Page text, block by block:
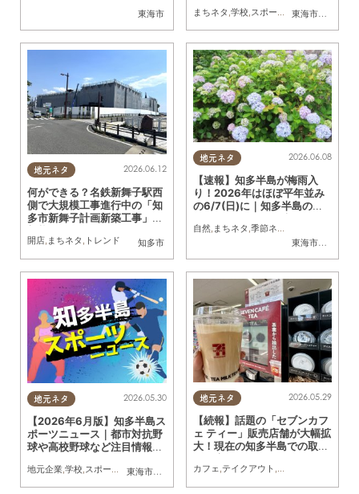
東海市 東海市
,大府市
ェック
まちネタ 学校, スポーツ トレンド
地元ネタ
知多市
2026.06.12
何ができる？名鉄新舞子駅西
側で大規模工事進行中の「知
多市新舞子計画新築工事」最
開店, まちネタ , トレンド
地元ネタ
東海市
,大府市
2026.06.08
【速報】知多半島が梅雨入
り！2026年はほぼ平年並み
の6/7(日)に｜知多半島の天
カメラで
自然, まちネタ ,季節ネタ
地元ネタ
東海市
, 大府市 知多市 ,東浦町 ,阿久比町,半田市
2026.05.30
【2026年6月版】知多半島ス
ポーツニュース｜都市対抗野
球や高校野球など注目情報ま
地元企業,学校,スポーツ 家族,おひとりさま,友人,トレンド
地元ネタ 2026.05.29
【続報】話題の「セブンカフ
ェ ティー」販売店舗が大幅拡
大！現在の知多半島での取り
カフェ,テイクアウト ,まちネタ